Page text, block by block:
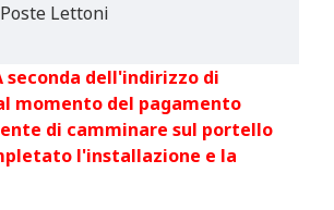
Lettoni
seconda dell'indirizzo di
momento del pagamento
di camminare sul portello
l'installazione e la